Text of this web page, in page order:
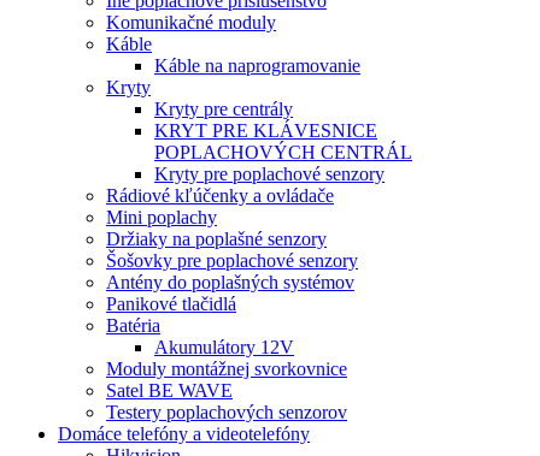
Komunikačné moduly
Káble
Káble na naprogramovanie
Kryty
Kryty pre centrály
KRYT PRE KLÁVESNICE
POPLACHOVÝCH CENTRÁL
Kryty pre poplachové senzory
Rádiové kľúčenky a ovládače
Mini poplachy
Držiaky na poplašné senzory
Šošovky pre poplachové senzory
Antény do poplašných systémov
Panikové tlačidlá
Batéria
Akumulátory 12V
Moduly montážnej svorkovnice
Satel BE WAVE
Testery poplachových senzorov
Domáce telefóny a videotelefóny